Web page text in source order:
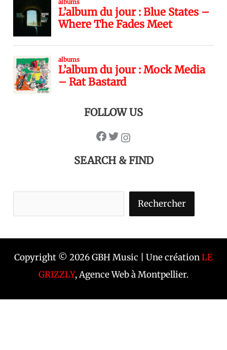
FOLLOW US
SEARCH & FIND
Rechercher
Copyright © 2026 GBH Music | Une créationLE
GRIZZLY, Agence Web à Montpellier.